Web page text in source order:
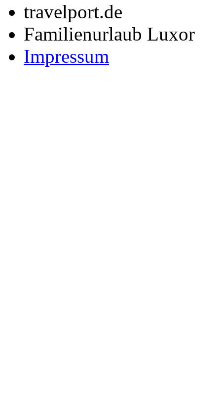
travelport.de
Familienurlaub Luxor
Impressum